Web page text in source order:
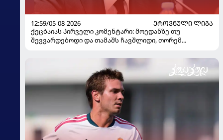
12:59/05-08-2026
ᲔᲠᲝᲕᲜᲣᲚᲘ ᲚᲘᲒᲐ
ქეცბაიას პირველი კომენტარი: მოედანზე თუ
შევვარდებოდი და თამაშს ჩავშლიდი, თორემ...